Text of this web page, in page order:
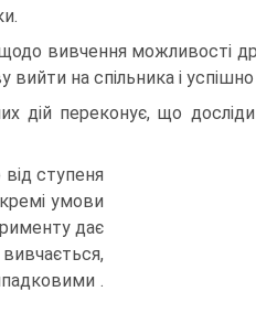
вивчення можливості
на спільника і
дій переконує, що
ступеня
умови
дає
.